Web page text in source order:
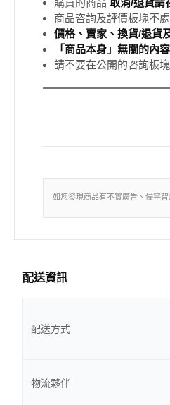
商品咨詢及評價板塊不
價格、賣家、換貨/退貨
「商品本身」無關的內
請不要在公開的咨詢板
如您發現商品有不實廣告、侵害
配送資訊
配送方式
物流夥伴